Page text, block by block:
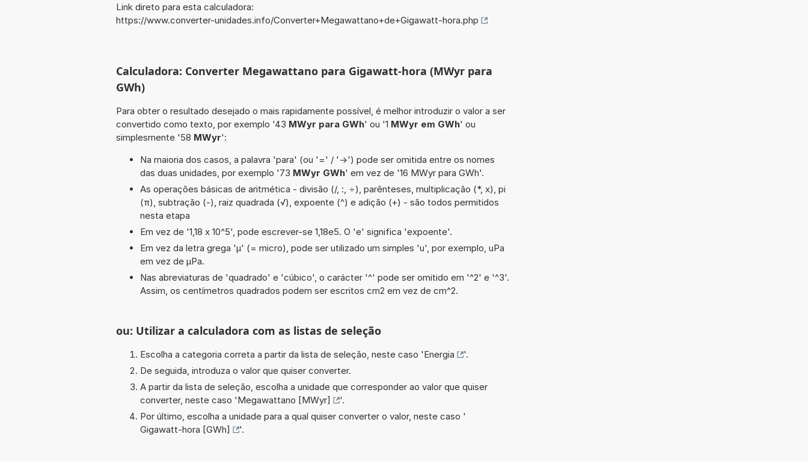
Link direto para esta calculadora:
https://www.converter-unidades.info/Converter+Megawattano+de+Gigawatt-hora.php
Calculadora: Converter Megawattano para Gigawatt-hora (MWyr para
GWh)
Para obter o resultado desejado o mais rapidamente possível, é melhor introduzir o valor a ser
convertido como texto, por exemplo '43 MWyr para GWh' ou '1 MWyr em GWh' ou
simplesmente '58 MWyr':
Na maioria dos casos, a palavra 'para' (ou '=' / '->') pode ser omitida entre os nomes
das duas unidades, por exemplo '73 MWyr GWh' em vez de '16 MWyr para GWh'.
As operações básicas de aritmética - divisão (/, :, ÷), parênteses, multiplicação (*, x), pi
(π), subtração (-), raiz quadrada (√), expoente (^) e adição (+) - são todos permitidos
nesta etapa
Em vez de '1,18 x 10^5', pode escrever-se 1,18e5. O 'e' significa 'expoente'.
Em vez da letra grega 'µ' (= micro), pode ser utilizado um simples 'u', por exemplo, uPa
em vez de µPa.
Nas abreviaturas de 'quadrado' e 'cúbico', o carácter '^' pode ser omitido em '^2' e '^3'.
Assim, os centímetros quadrados podem ser escritos cm2 em vez de cm^2.
ou: Utilizar a calculadora com as listas de seleção
Escolha a categoria correta a partir da lista de seleção, neste caso 'Energia
'.
De seguida, introduza o valor que quiser converter.
A partir da lista de seleção, escolha a unidade que corresponder ao valor que quiser
converter, neste caso 'Megawattano [MWyr]
'.
Por último, escolha a unidade para a qual quiser converter o valor, neste caso '
Gigawatt-hora [GWh]
'.